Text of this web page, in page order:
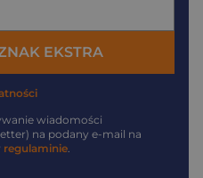
EKSTRA
wiadomości
na podany e-mail na
regulaminie